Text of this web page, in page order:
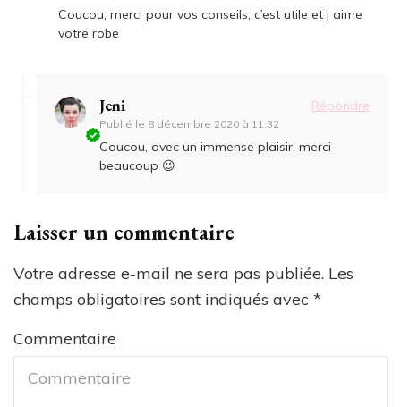
Coucou, merci pour vos conseils, c’est utile et j aime
votre robe
Jeni
Publié le 8 décembre 2020 à 11:32
Répondre
Coucou, avec un immense plaisir, merci
beaucoup 😉
Laisser un commentaire
Votre adresse e-mail ne sera pas publiée. Les
champs obligatoires sont indiqués avec *
Commentaire